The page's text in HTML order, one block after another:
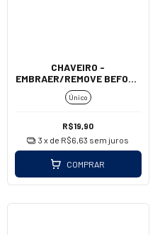
CHAVEIRO -
EMBRAER/REMOVE BEFORE
FLIGHT (MOSQUETÃO)
Único
R$19,90
3 x de R$6,63 sem juros
COMPRAR